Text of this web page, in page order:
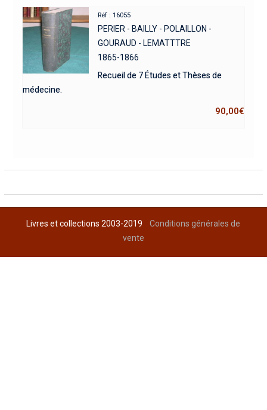
Réf : 16055
PERIER - BAILLY - POLAILLON -
GOURAUD - LEMATTTRE
1865-1866
Recueil de 7 Études et Thèses de
médecine.
90,00€
Livres et collections 2003-2019Conditions générales de
vente